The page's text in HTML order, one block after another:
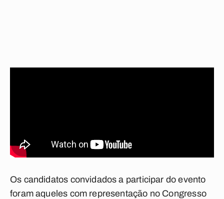
Os candidatos convidados a participar do evento
foram aqueles com representação no Congresso